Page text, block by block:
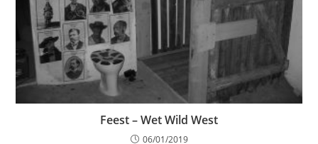
Feest – Wet Wild West
06/01/2019